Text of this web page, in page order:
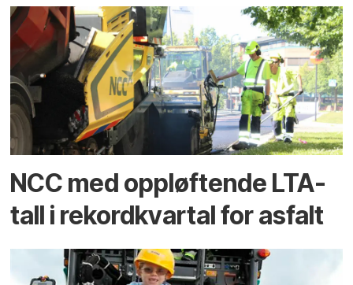
NCC med oppløftende LTA-
tall i rekordkvartal for asfalt